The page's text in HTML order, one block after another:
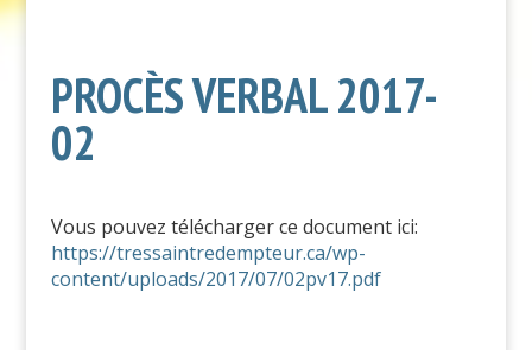
PROCÈS VERBAL 2017-
02
Vous pouvez télécharger ce document ici:
https://tressaintredempteur.ca/wp-
content/uploads/2017/07/02pv17.pdf